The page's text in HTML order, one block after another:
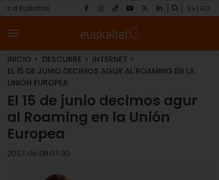
Ir a Euskaltel ES EU
INICIO DESCUBRE
INTERNET
EL 15 DE JUNIO DECIMOS AGUR AL ROAMING EN LA
UNIÓN EUROPEA
El 15 de junio decimos agur
al Roaming en la Unión
Europea
2017-06-08 07:30